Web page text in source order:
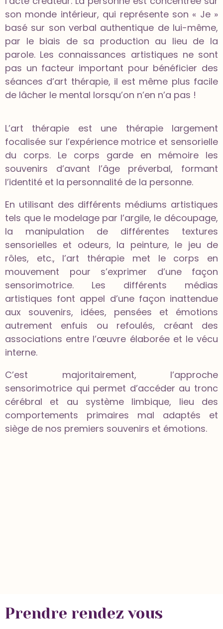
son monde intérieur, qui représente son « Je »
basé sur son verbal authentique de lui-même,
par le biais de sa production au lieu de la
parole. Les connaissances artistiques ne sont
pas un facteur important pour bénéficier des
séances d’art thérapie, il est même plus facile
de lâcher le mental lorsqu’on n’en n’a pas !
L’art thérapie est une thérapie largement
focalisée sur l’expérience motrice et sensorielle
du corps. Le corps garde en mémoire les
souvenirs d’avant l’âge préverbal, formant
l’identité et la personnalité de la personne.
En utilisant des différents médiums artistiques
tels que le modelage par l’argile, le découpage,
la manipulation de différentes textures
sensorielles et odeurs, la peinture, le jeu de
rôles, etc., l’art thérapie met le corps en
mouvement pour s’exprimer d’une façon
sensorimotrice. Les différents médias
artistiques font appel d’une façon inattendue
aux souvenirs, idées, pensées et émotions
autrement enfuis ou refoulés, créant des
associations entre l’œuvre élaborée et le vécu
interne.
C’est majoritairement, l’approche
sensorimotrice qui permet d’accéder au tronc
cérébral et au système limbique, lieu des
comportements primaires mal adaptés et
siège de nos premiers souvenirs et émotions.
Prendre rendez vous